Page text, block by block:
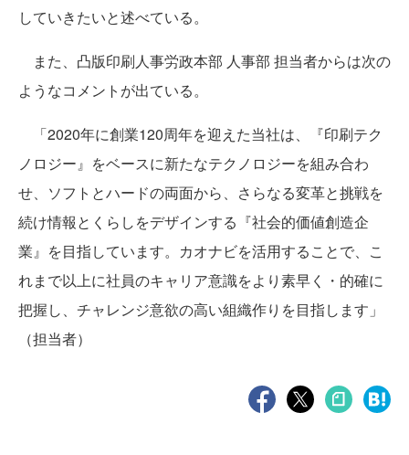
していきたいと述べている。
また、凸版印刷人事労政本部 人事部 担当者からは次の
ようなコメントが出ている。
「2020年に創業120周年を迎えた当社は、『印刷テク
ノロジー』をベースに新たなテクノロジーを組み合わ
せ、ソフトとハードの両面から、さらなる変革と挑戦を
続け情報とくらしをデザインする『社会的価値創造企
業』を目指しています。カオナビを活用することで、こ
れまで以上に社員のキャリア意識をより素早く・的確に
把握し、チャレンジ意欲の高い組織作りを目指します」
（担当者）